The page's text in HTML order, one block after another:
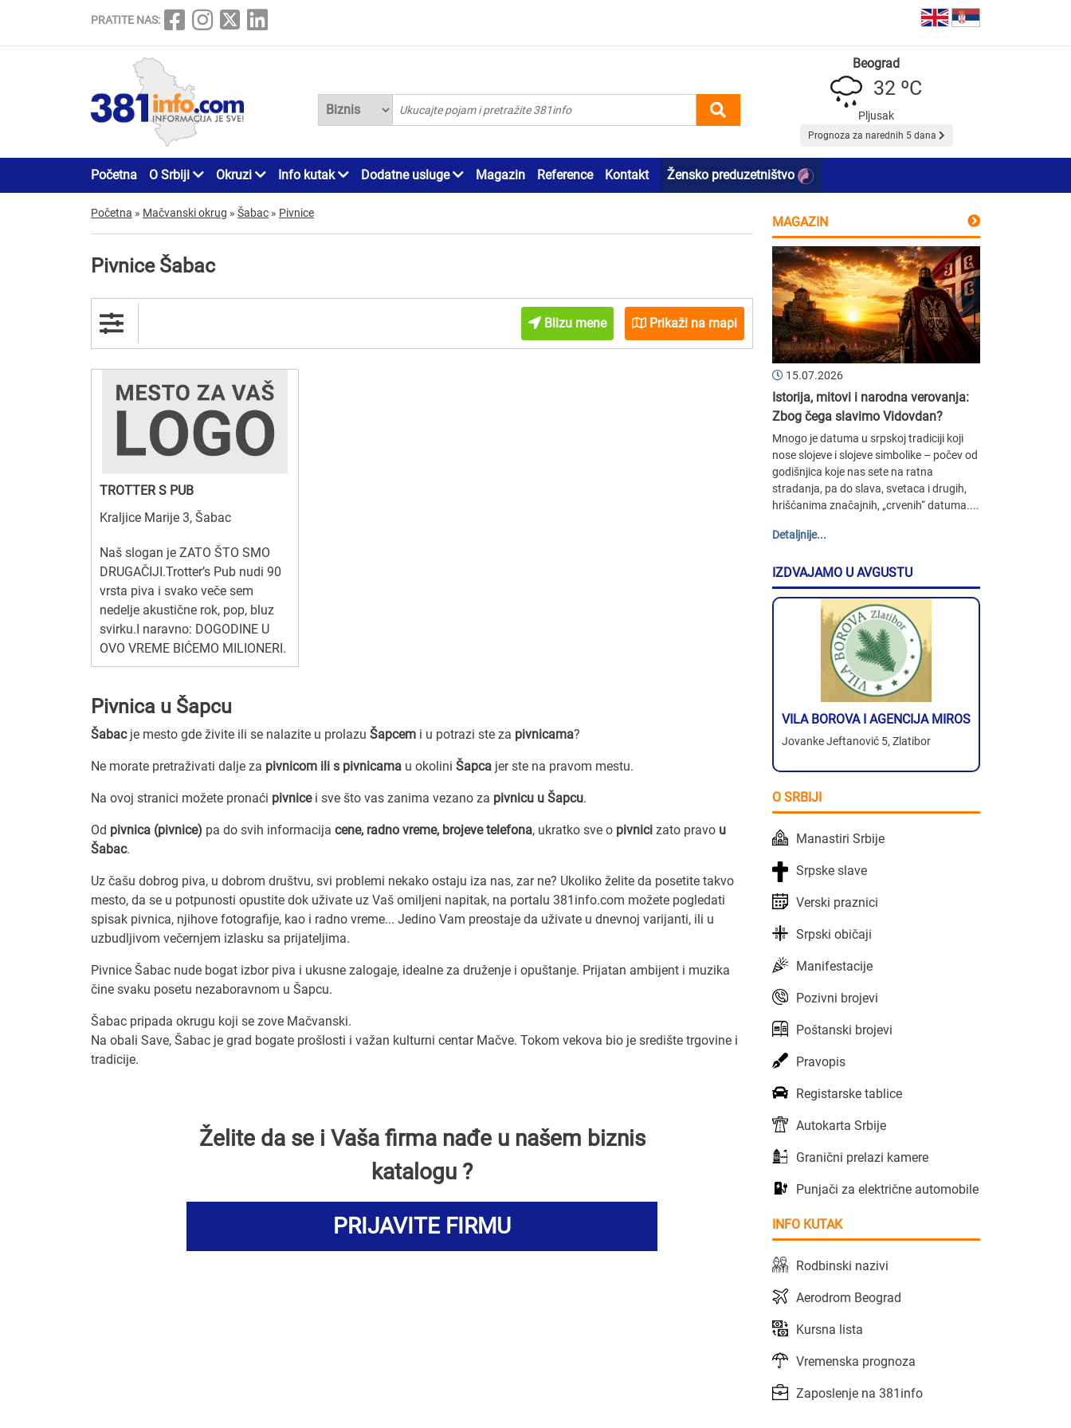
PRATITE NAS:
Beograd
32 ºC
Pljusak
Prognoza za narednih 5 dana
Početna O Srbiji Okruzi Info kutak Dodatne usluge Magazin Reference Kontakt Žensko preduzetništvo
Početna » Mačvanski okrug » Šabac » Pivnice
Pivnice Šabac
Blizu mene Prikaži na mapi
TROTTER S PUB
Kraljice Marije 3, Šabac
Naš slogan je ZATO ŠTO SMO
DRUGAČIJI.Trotter’s Pub nudi 90
vrsta piva i svako veče sem
nedelje akustične rok, pop, bluz
svirku.I naravno: DOGODINE U
OVO VREME BIĆEMO MILIONERI.
Pivnica u Šapcu
Šabacje mesto gde živite ili se nalazite u prolazu Šapcem i u potrazi ste za pivnicama?
Ne morate pretraživati dalje za pivnicom ili s pivnicama u okolini Šapca jer ste na pravom mestu.
Na ovoj stranici možete pronaći pivnicei sve što vas zanima vezano za pivnicu u Šapcu.
Od pivnica (pivnice) pa do svih informacija cene, radno vreme, brojeve telefona, ukratko sve o pivnici zato pravo u
Šabac.
Uz čašu dobrog piva, u dobrom društvu, svi problemi nekako ostaju iza nas, zar ne? Ukoliko želite da posetite takvo
mesto, da se u potpunosti opustite dok uživate uz Vaš omiljeni napitak, na portalu 381info.com možete pogledati
spisak pivnica, njihove fotografije, kao i radno vreme... Jedino Vam preostaje da uživate u dnevnoj varijanti, ili u
uzbudljivom večernjem izlasku sa prijateljima.
Pivnice Šabac nude bogat izbor piva i ukusne zalogaje, idealne za druženje i opuštanje. Prijatan ambijent i muzika
čine svaku posetu nezaboravnom u Šapcu.
Šabac pripada okrugu koji se zove Mačvanski.
Na obali Save, Šabac je grad bogate prošlosti i važan kulturni centar Mačve. Tokom vekova bio je središte trgovine i
tradicije.
Želite da se i Vaša firma nađe u našem biznis
katalogu ?
PRIJAVITE FIRMU
MAGAZIN
15.07.2026
Istorija, mitovi i narodna verovanja:
Zbog čega slavimo Vidovdan?
Mnogo je datuma u srpskoj tradiciji koji
nose slojeve i slojeve simbolike – počev od
godišnjica koje nas sete na ratna
stradanja, pa do slava, svetaca i drugih,
hrišćanima značajnih, „crvenih“ datuma....
Detaljnije...
IZDVAJAMO U AVGUSTU
VILA BOROVA I AGENCIJA MIROS
Jovanke Jeftanović 5, Zlatibor
O SRBIJI
Manastiri Srbije
Srpske slave
Verski praznici
Srpski običaji
Manifestacije
Pozivni brojevi
Poštanski brojevi
Pravopis
Registarske tablice
Autokarta Srbije
Granični prelazi kamere
Punjači za električne automobile
INFO KUTAK
Rodbinski nazivi
Aerodrom Beograd
Kursna lista
Vremenska prognoza
Zaposlenje na 381info